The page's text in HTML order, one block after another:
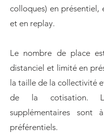
colloques) en présentiel,
et en replay.
Le nombre de place
distanciel et limité en
la taille de la collectivité
de la cotisation.
supplémentaires sont
préférentiels.